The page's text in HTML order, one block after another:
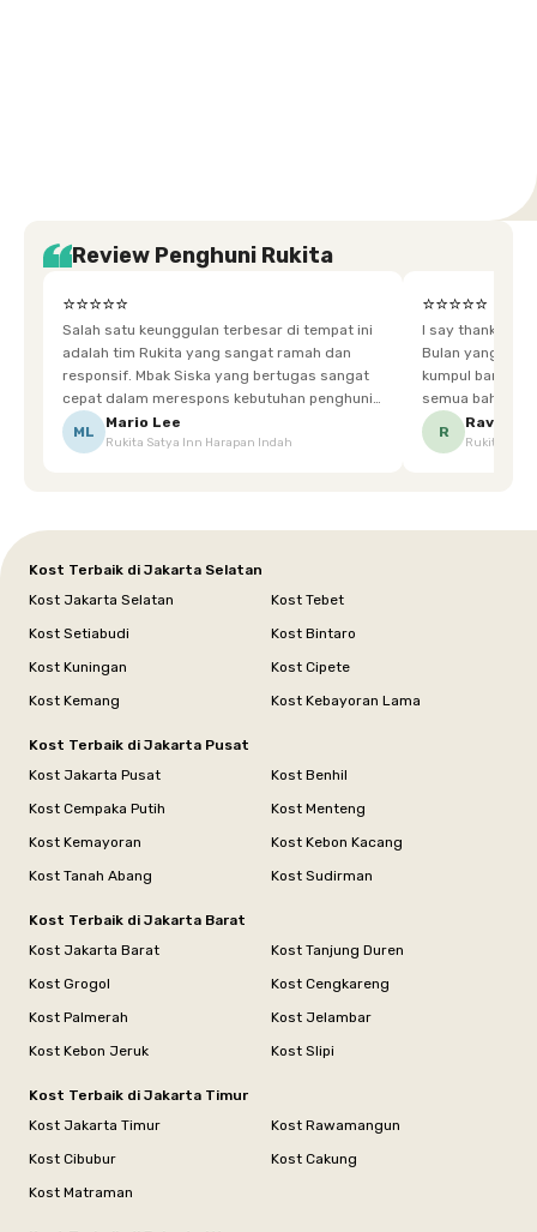
Review Penghuni Rukita
⭐⭐⭐⭐⭐
Salah satu keunggulan terbesar di tempat ini
adalah tim Rukita yang sangat ramah dan
responsif. Mbak Siska yang bertugas sangat
cepat dalam merespons kebutuhan penghuni.
Ketika saya meminta keset karena sempat
terpeleset, permintaan tersebut langsung
ML
Mario Lee
Rukita Satya Inn Harapan Indah
⭐⭐⭐⭐⭐
I say thankyou
Bulan yang super happy! banyak
kumpul bareng
semua bahagia
mgkn saran dari air aja & kebersihan lebih di
R
Ravena
Rukita
Kost Terbaik di Jakarta Selatan
Kost Jakarta Selatan
Kost Tebet
Kost Setiabudi
Kost Bintaro
Kost Kuningan
Kost Cipete
Kost Kemang
Kost Kebayoran Lama
Kost Terbaik di Jakarta Pusat
Kost Jakarta Pusat
Kost Benhil
Kost Cempaka Putih
Kost Menteng
Kost Kemayoran
Kost Kebon Kacang
Kost Tanah Abang
Kost Sudirman
Kost Terbaik di Jakarta Barat
Kost Jakarta Barat
Kost Tanjung Duren
Kost Grogol
Kost Cengkareng
Kost Palmerah
Kost Jelambar
Kost Kebon Jeruk
Kost Slipi
Kost Terbaik di Jakarta Timur
Kost Jakarta Timur
Kost Rawamangun
Kost Cibubur
Kost Cakung
Kost Matraman